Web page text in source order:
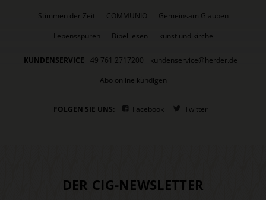
Stimmen der Zeit
COMMUNIO
Gemeinsam Glauben
Lebensspuren
Bibel lesen kunst und kirche
KUNDENSERVICE +49 761 2717200
kundenservice@herder.de
Abo online kündigen
FOLGEN SIE UNS: Facebook Twitter
DER CIG-NEWSLETTER